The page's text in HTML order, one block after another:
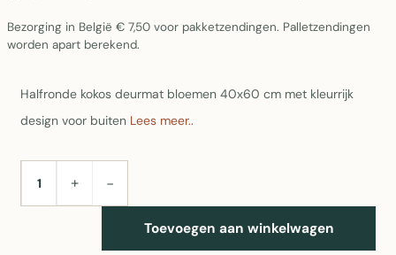
Bezorging in België € 7,50 voor pakketzendingen. Palletzendingen
worden apart berekend.
Halfronde kokos deurmat bloemen 40x60 cm met kleurrijk
design voor buiten Lees meer..
AANTAL+ −
Toevoegen aan winkelwagen